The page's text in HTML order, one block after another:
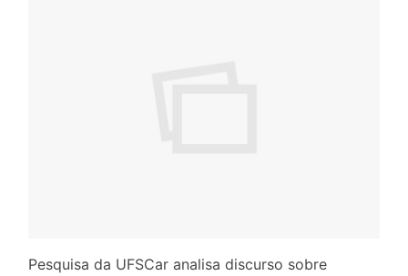
Pesquisa da UFSCar analisa discurso sobre